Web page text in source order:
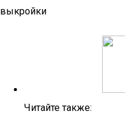
Читайте также: